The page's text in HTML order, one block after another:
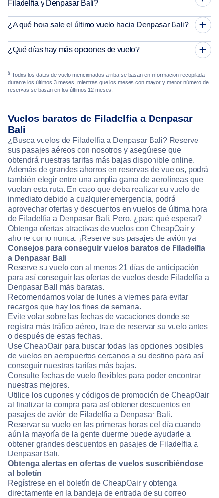
Filadelfia y Denpasar Bali?
¿A qué hora sale el último vuelo hacia Denpasar Bali?
¿Qué días hay más opciones de vuelo?
§ Todos los datos de vuelo mencionados arriba se basan en información recopilada
durante los últimos 3 meses, mientras que los meses con mayor y menor número de
reservas se basan en los últimos 12 meses.
Vuelos baratos de Filadelfia a Denpasar
Bali
¿Busca vuelos de Filadelfia a Denpasar Bali? Reserve
sus pasajes aéreos con nosotros y asegúrese que
obtendrá nuestras tarifas más bajas disponible online.
Además de grandes ahorros en reservas de vuelos, podrá
también elegir entre una amplia gama de aerolíneas que
vuelan esta ruta. En caso que deba realizar su vuelo de
inmediato debido a cualquier emergencia, podrá
aprovechar ofertas y descuentos en vuelos de última hora
de Filadelfia a Denpasar Bali. Pero, ¿para qué esperar?
Obtenga ofertas atractivas de vuelos con CheapOair y
ahorre como nunca. ¡Reserve sus pasajes de avión ya!
Consejos para conseguir vuelos baratos de Filadelfia
a Denpasar Bali
Reserve su vuelo con al menos 21 días de anticipación
para así conseguir las ofertas de vuelos desde Filadelfia a
Denpasar Bali más baratas.
Recomendamos volar de lunes a viernes para evitar
recargos que hay los fines de semana.
Evite volar sobre las fechas de vacaciones donde se
registra más tráfico aéreo, trate de reservar su vuelo antes
o después de estas fechas.
Use CheapOair para buscar todas las opciones posibles
de vuelos en aeropuertos cercanos a su destino para así
conseguir nuestras tarifas más bajas.
Consulte fechas de vuelo flexibles para poder encontrar
nuestras mejores.
Utilice los cupones y códigos de promoción de CheapOair
al finalizar la compra para así obtener descuentos en
pasajes de avión de Filadelfia a Denpasar Bali.
Reservar su vuelo en las primeras horas del día cuando
aún la mayoría de la gente duerme puede ayudarle a
obtener grandes descuentos en pasajes de Filadelfia a
Denpasar Bali.
Obtenga alertas en ofertas de vuelos suscribiéndose
al boletín
Regístrese en el boletín de CheapOair y obtenga
directamente en la bandeja de entrada de su correo